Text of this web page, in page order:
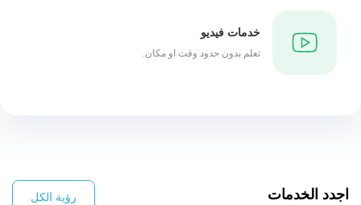
خدمات فيديو
تعلم بدون حدود وقت او مكان.
اجدد الخدمات رؤية الكل